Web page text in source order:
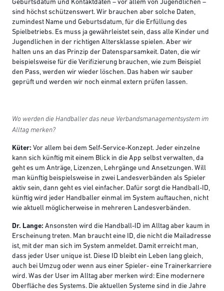
Geburtsdatum und Kontaktdaten – vor allem von Jugendlichen –
sind höchst schützenswert. Wir brauchen aber solche Daten,
zumindest Name und Geburtsdatum, für die Erfüllung des
Spielbetriebs. Es muss ja gewährleistet sein, dass alle Kinder und
Jugendlichen in der richtigen Altersklasse spielen. Aber wir
halten uns an das Prinzip der Datensparsamkeit. Daten, die wir
beispielsweise für die Verifizierung brauchen, wie zum Beispiel
den Pass, werden wir wieder löschen. Das haben wir sauber
geprüft und werden wir noch einmal extern prüfen lassen.
Wo werden die Handballer das neue Verbandsmanagementsystem im
Alltag merken?
Küter: Vor allem bei dem Self-Service-Konzept. Jeder einzelne
kann sich künftig mit einem Blick in die App selbst verwalten, da
geht es um Anträge, Lizenzen, Lehrgänge und Ansetzungen. Will
man künftig beispielsweise in zwei Landesverbänden als Spieler
aktiv sein, dann geht es viel einfacher. Dafür sorgt die Handball-ID,
künftig wird jeder Handballer einmal im System auftauchen, nicht
wie aktuell möglicherweise in mehreren Landesverbänden.
Dr. Lange: Ansonsten wird die Handball-ID im Alltag aber kaum in
Erscheinung treten. Man braucht eine ID, die nicht die Mailadresse
ist, mit der man sich im System anmeldet. Damit erreicht man,
dass jeder User unique ist. Diese ID bleibt ein Leben lang gleich,
auch bei Umzug oder wenn aus einer Spieler- eine Trainerkarriere
wird. Was der User im Alltag aber merken wird: Eine modernere
Oberfläche des Systems. Die aktuellen Systeme sind in die Jahre